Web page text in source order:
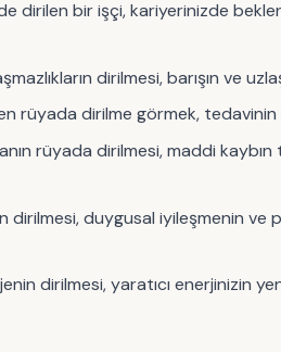
dirilen bir işçi, kariyerinizde
dirilmesi, barışın ve
rüyada dirilme görmek,
rüyada dirilmesi, maddi kaybın
dirilmesi, duygusal iyileşmenin ve
dirilmesi, yaratıcı enerjinizin